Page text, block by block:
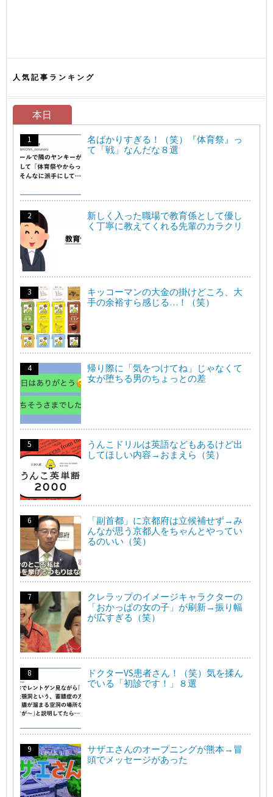
人気記事ランキング
本日
名ばかりすぎる！（笑）『体育祭』っ
て「戦」なんだな８選
新しく入った職場で教育係として優し
く丁寧に教えてくれる先輩のカラクリ
キッコーマンの大金の掛けどころ、大
手の余裕すら感じる…！（笑）
帰り際に「気をつけてね」じゃなくて
女が堕ちる男のちょっとの差
うんこドリルは英語などもあるけど出
してほしい内容→おまえら（笑）
「副首都」に京都府は立候補せず→み
んなが思う京都人をちゃんとやってい
るのいい（笑）
クレラップのイメージキャラクターの
「おかっぱの女の子」が刷新→振り幅
が広すぎる（笑）
ドクターVS患者さん！（笑）気を揉ん
でいる「初診です！」８選
サザエさんのオープニングが熊本→冒
頭でメッセージがあった